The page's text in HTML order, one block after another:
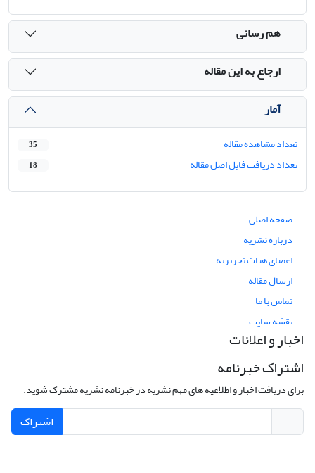
هم رسانی
ارجاع به این مقاله
آمار
تعداد مشاهده مقاله 35
تعداد دریافت فایل اصل مقاله 18
صفحه اصلی
درباره نشریه
اعضای هیات تحریریه
ارسال مقاله
تماس با ما
نقشه سایت
اخبار و اعلانات
اشتراک خبرنامه
برای دریافت اخبار و اطلاعیه های مهم نشریه در خبرنامه نشریه مشترک شوید.
اشتراک